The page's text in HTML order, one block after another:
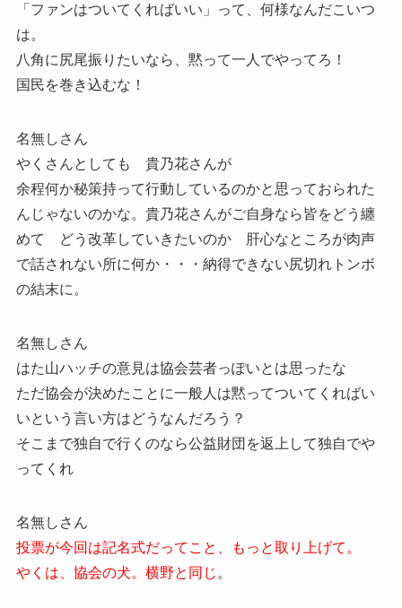
「ファンはついてくればいい」って、何様なんだこいつ
は。
八角に尻尾振りたいなら、黙って一人でやってろ！
国民を巻き込むな！
名無しさん
やくさんとしても 貴乃花さんが
余程何か秘策持って行動しているのかと思っておられた
んじゃないのかな。貴乃花さんがご自身なら皆をどう纏
めて どう改革していきたいのか 肝心なところが肉声
で話されない所に何か・・・納得できない尻切れトンボ
の結末に。
名無しさん
はた山ハッチの意見は協会芸者っぽいとは思ったな
ただ協会が決めたことに一般人は黙ってついてくればい
いという言い方はどうなんだろう？
そこまで独自で行くのなら公益財団を返上して独自でや
ってくれ
名無しさん
投票が今回は記名式だってこと、もっと取り上げて。
やくは、協会の犬。横野と同じ 。